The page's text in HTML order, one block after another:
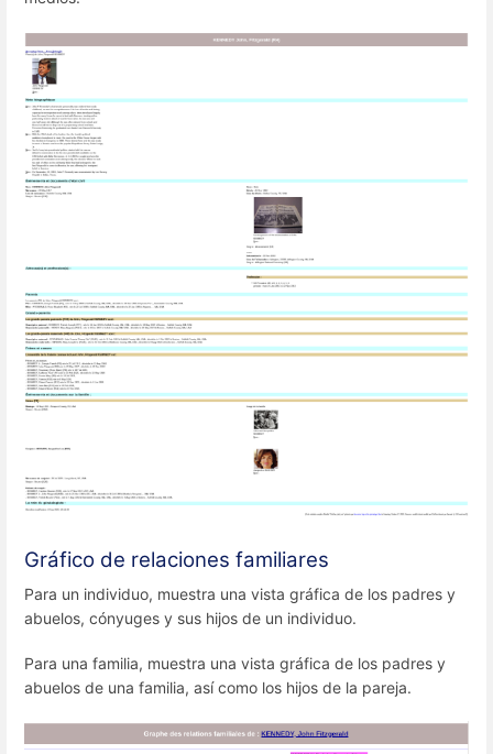
Gráfico de relaciones familiares
Para un individuo, muestra una vista gráfica de los padres y
abuelos, cónyuges y sus hijos de un individuo.
Para una familia, muestra una vista gráfica de los padres y
abuelos de una familia, así como los hijos de la pareja.